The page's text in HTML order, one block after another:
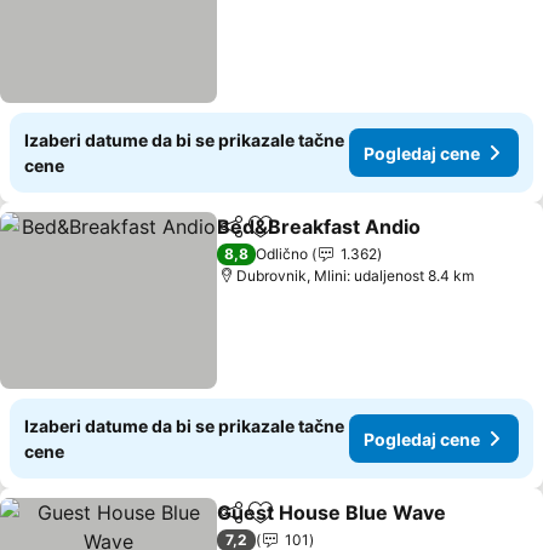
Izaberi datume da bi se prikazale tačne
cene
Pogledaj cene
Deli Dodati u favorite
Bed&Breakfast Andio
8,8 Odlično
1.362
Dubrovnik, Mlini: udaljenost 8.4 km
Izaberi datume da bi se prikazale tačne
cene
Pogledaj cene
Deli Dodati u favorite
Guest House Blue Wave
7,2
101